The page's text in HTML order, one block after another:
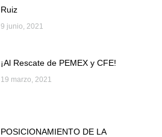
Ruiz
9 junio, 2021
¡Al Rescate de PEMEX y CFE!
19 marzo, 2021
POSICIONAMIENTO DE LA